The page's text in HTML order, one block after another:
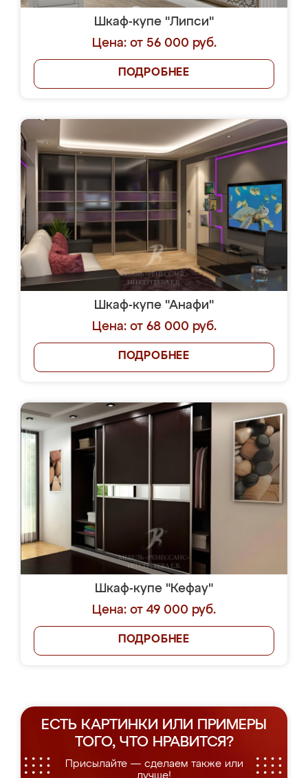
Шкаф-купе "Липси"
Цена: от 56 000 руб.
ПОДРОБНЕЕ
Шкаф-купе "Анафи"
Цена: от 68 000 руб.
ПОДРОБНЕЕ
Шкаф-купе "Кефау"
Цена: от 49 000 руб.
ПОДРОБНЕЕ
ЕСТЬ КАРТИНКИ ИЛИ ПРИМЕРЫ
ТОГО, ЧТО НРАВИТСЯ?
Присылайте — сделаем также или
лучше!